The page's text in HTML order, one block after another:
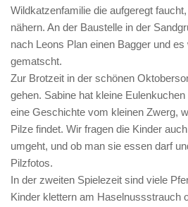
Pädagogisches Konzept
Inklusion
Wochenpläne
Alle Termine im Überblick
Archiv
Presse
Waldspielgruppe
Wildkatzenfamilie die aufgeregt
nähern. An der Baustelle in der
nach Leons Plan einen Bagger und
gematscht.
Zur Brotzeit in der schönen
gehen. Sabine hat kleine
eine Geschichte vom kleinen Zwerg,
Pilze findet. Wir fragen die Kinder
umgeht, und ob man sie essen darf
Pilzfotos.
In der zweiten Spielezeit sind viele
Kinder klettern am Haselnussstrauch